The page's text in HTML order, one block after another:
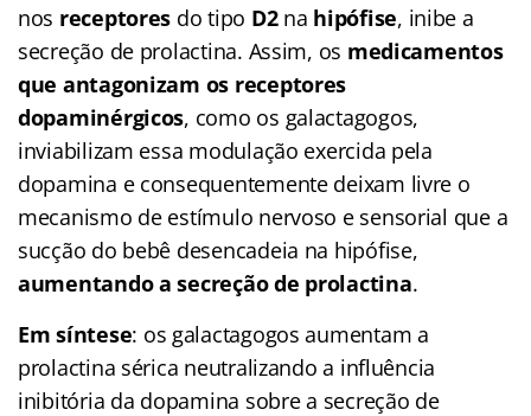
nos receptores do tipo D2na hipófise, inibe a
secreção de prolactina. Assim, os medicamentos
que antagonizam os receptores
dopaminérgicos, como os galactagogos,
inviabilizam essa modulação exercida pela
dopamina e consequentemente deixam livre o
mecanismo de estímulo nervoso e sensorial que a
sucção do bebê desencadeia na hipófise,
aumentando a secreção de prolactina.
Em síntese: os galactagogos aumentam a
prolactina sérica neutralizando a influência
inibitória da dopamina sobre a secreção de